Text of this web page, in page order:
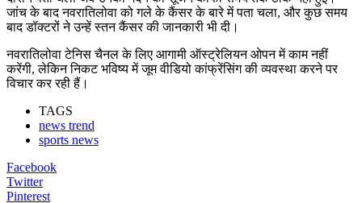
जांच के बाद नवरातिलोवा को गले के कैंसर के बारे में पता चला, और कुछ समय
बाद डॉक्टरों ने उन्हें स्तन कैंसर की जानकारी भी दी।
नवरातिलोवा टेनिस चैनल के लिए आगामी ऑस्ट्रेलियन ओपन में काम नहीं
करेंगी, लेकिन निकट भविष्य में जूम वीडियो कांफ्रेंसिंग की व्यवस्था करने पर
विचार कर रही हैं।
TAGS
news trend
sports news
Facebook
Twitter
Pinterest